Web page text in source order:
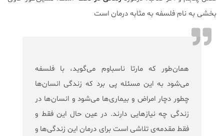
بخشی به نام فلسفه به مثابه درمان است
همان‌طور که مارتا ناسباوم می‌گوید، با فلسفه
می‌شود به این مسئله پی برد که زندگی انسان‌ها
چطور دچار امراض و بیماری‌ها می‌شود و انسان‌ها در
زندگی چه نیازهایی دارند. در عین حال این فقط و
فقط مقدمه‌ی تلاشی است برای درمان این زندگی‌ها و